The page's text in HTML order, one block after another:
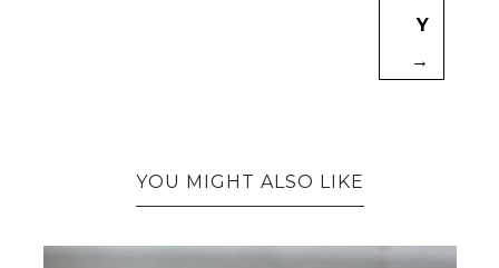
Y
→
YOU MIGHT ALSO LIKE